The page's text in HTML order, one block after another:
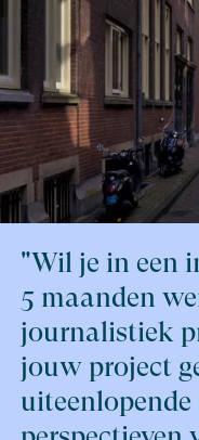
semester mogen
solliciteren: een
journalist. Bezield,
snikhete zomer in
grijpen: een eigen
Amsterdamse
onderzoekers,
financiële rust.
De tekst gaat